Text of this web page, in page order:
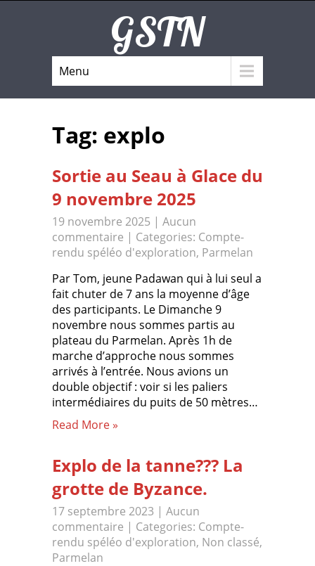
GSTN
Menu
Tag: explo
Sortie au Seau à Glace du
9 novembre 2025
19 novembre 2025 | Aucun
commentaire | Categories: Compte-
rendu spéléo d'exploration, Parmelan
Par Tom, jeune Padawan qui à lui seul a
fait chuter de 7 ans la moyenne d’âge
des participants. Le Dimanche 9
novembre nous sommes partis au
plateau du Parmelan. Après 1h de
marche d’approche nous sommes
arrivés à l’entrée. Nous avions un
double objectif : voir si les paliers
intermédiaires du puits de 50 mètres…
Read More »
Explo de la tanne??? La
grotte de Byzance.
17 septembre 2023 | Aucun
commentaire | Categories: Compte-
rendu spéléo d'exploration, Non classé,
Parmelan